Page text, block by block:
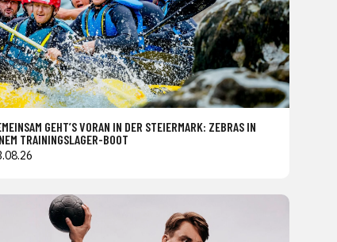
GEHT’S VORAN IN DER STEIERMARK: ZEBRAS IN
TRAININGSLAGER-BOOT